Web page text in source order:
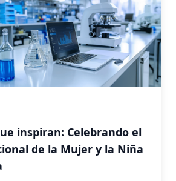
inspiran: Celebrando el
de la Mujer y la Niña